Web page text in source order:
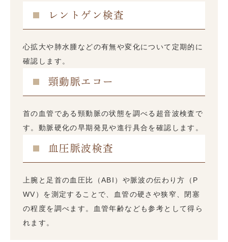
レントゲン検査
心拡大や肺水腫などの有無や変化について定期的に
確認します。
頸動脈エコー
首の血管である頸動脈の状態を調べる超音波検査で
す。動脈硬化の早期発見や進行具合を確認します。
血圧脈波検査
上腕と足首の血圧比（ABI）や脈波の伝わり方（P
WV）を測定することで、血管の硬さや狭窄、閉塞
の程度を調べます。血管年齢なども参考として得ら
れます。